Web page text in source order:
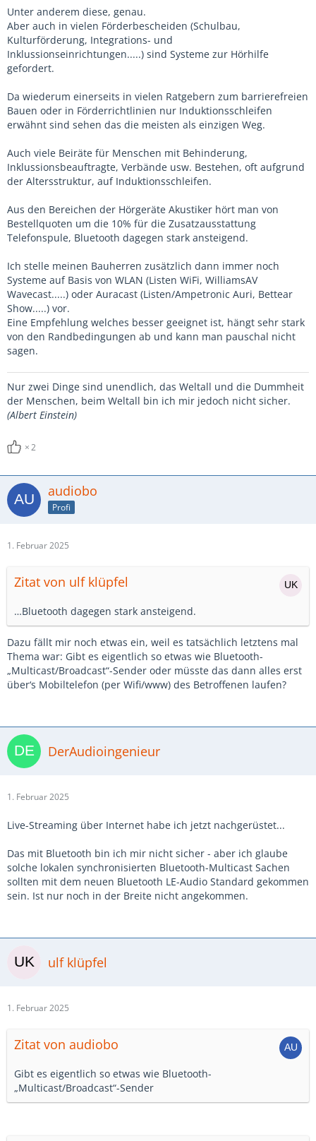
Unter anderem diese, genau.
Aber auch in vielen Förderbescheiden (Schulbau,
Kulturförderung, Integrations- und
Inklussionseinrichtungen.....) sind Systeme zur Hörhilfe
gefordert.
Da wiederum einerseits in vielen Ratgebern zum barrierefreien
Bauen oder in Förderrichtlinien nur Induktionsschleifen
erwähnt sind sehen das die meisten als einzigen Weg.
Auch viele Beiräte für Menschen mit Behinderung,
Inklussionsbeauftragte, Verbände usw. Bestehen, oft aufgrund
der Altersstruktur, auf Induktionsschleifen.
Aus den Bereichen der Hörgeräte Akustiker hört man von
Bestellquoten um die 10% für die Zusatzausstattung
Telefonspule, Bluetooth dagegen stark ansteigend.
Ich stelle meinen Bauherren zusätzlich dann immer noch
Systeme auf Basis von WLAN (Listen WiFi, WilliamsAV
Wavecast.....) oder Auracast (Listen/Ampetronic Auri, Bettear
Show.....) vor.
Eine Empfehlung welches besser geeignet ist, hängt sehr stark
von den Randbedingungen ab und kann man pauschal nicht
sagen.
Nur zwei Dinge sind unendlich, das Weltall und die Dummheit
der Menschen, beim Weltall bin ich mir jedoch nicht sicher.
(Albert Einstein)
2
audiobo
Profi
1. Februar 2025
Zitat von ulf klüpfel
…Bluetooth dagegen stark ansteigend.
Dazu fällt mir noch etwas ein, weil es tatsächlich letztens mal
Thema war: Gibt es eigentlich so etwas wie Bluetooth-
„Multicast/Broadcast“-Sender oder müsste das dann alles erst
über‘s Mobiltelefon (per Wifi/www) des Betroffenen laufen?
DerAudioingenieur
1. Februar 2025
Live-Streaming über Internet habe ich jetzt nachgerüstet...
Das mit Bluetooth bin ich mir nicht sicher - aber ich glaube
solche lokalen synchronisierten Bluetooth-Multicast Sachen
sollten mit dem neuen Bluetooth LE-Audio Standard gekommen
sein. Ist nur noch in der Breite nicht angekommen.
ulf klüpfel
1. Februar 2025
Zitat von audiobo
Gibt es eigentlich so etwas wie Bluetooth-
„Multicast/Broadcast“-Sender